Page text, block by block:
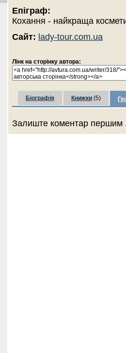
Епіграф:
Кохання - найкраща
Сайт: lady-tour.com.ua
Лінк на сторінку автора:
Біографія Книжки (5)
Залиште коментар першим